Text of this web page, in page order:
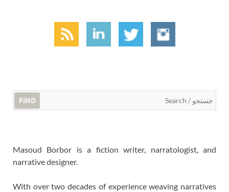
FIND
Masoud Borbor is a fiction writer, narratologist, and
narrative designer.
With over two decades of experience weaving narratives